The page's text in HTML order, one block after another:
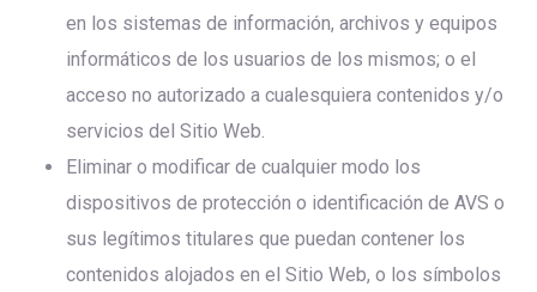
en los sistemas de información, archivos y equipos
informáticos de los usuarios de los mismos; o el
acceso no autorizado a cualesquiera contenidos y/o
servicios del Sitio Web.
Eliminar o modificar de cualquier modo los
dispositivos de protección o identificación de AVS o
sus legítimos titulares que puedan contener los
contenidos alojados en el Sitio Web, o los símbolos